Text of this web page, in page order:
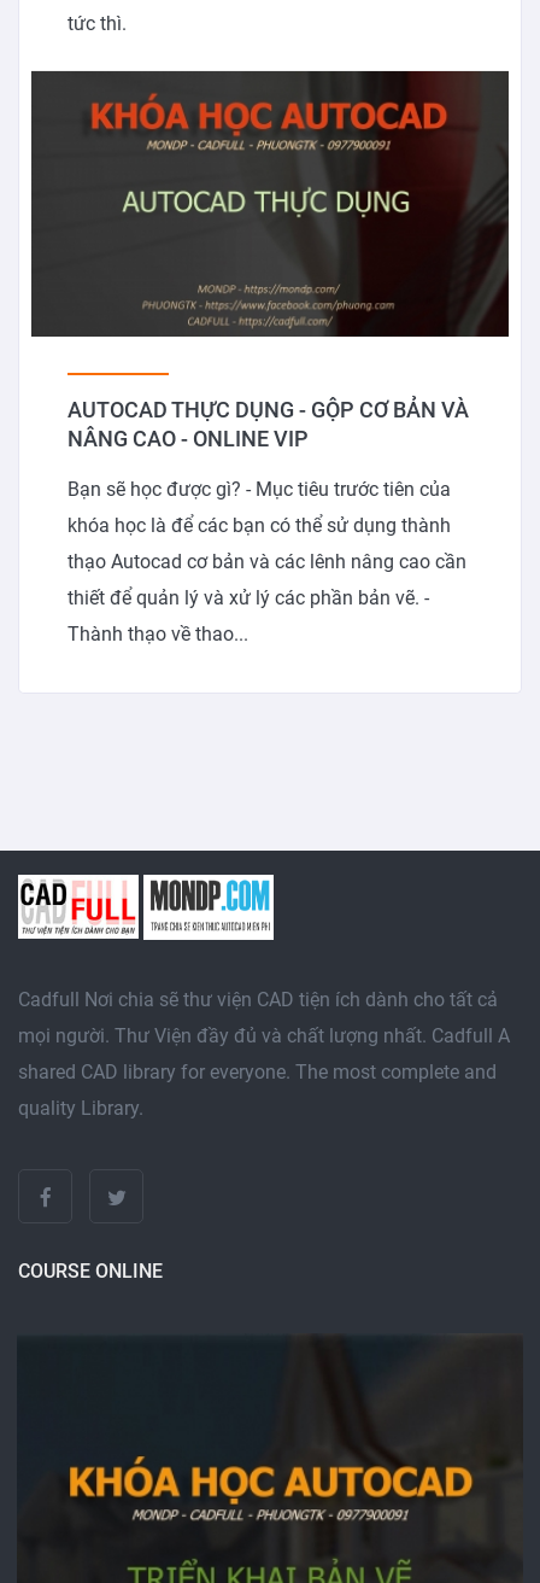
tức thì.
AUTOCAD THỰC DỤNG - GỘP CƠ BẢN VÀ
NÂNG CAO - ONLINE VIP
Bạn sẽ học được gì? - Mục tiêu trước tiên của
khóa học là để các bạn có thể sử dụng thành
thạo Autocad cơ bản và các lênh nâng cao cần
thiết để quản lý và xử lý các phần bản vẽ. -
Thành thạo về thao...
Cadfull Nơi chia sẽ thư viện CAD tiện ích dành cho tất cả
mọi người. Thư Viện đầy đủ và chất lượng nhất. Cadfull A
shared CAD library for everyone. The most complete and
quality Library.
COURSE ONLINE